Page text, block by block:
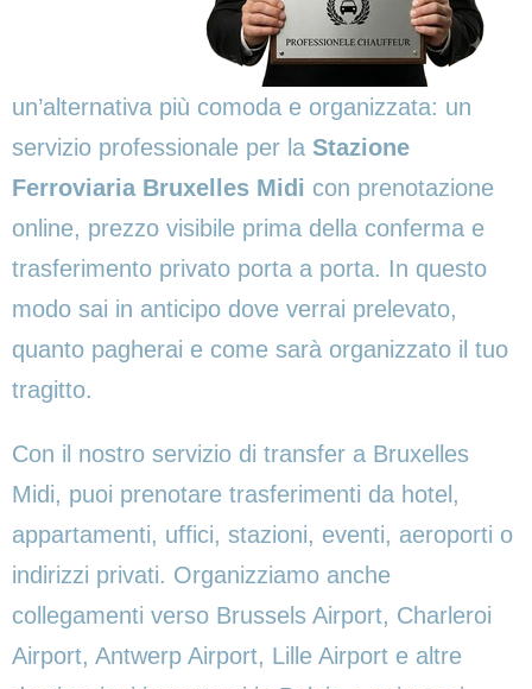
un’alternativa più comoda e organizzata: un
servizio professionale per la Stazione
Ferroviaria Bruxelles Midi con prenotazione
online, prezzo visibile prima della conferma e
trasferimento privato porta a porta. In questo
modo sai in anticipo dove verrai prelevato,
quanto pagherai e come sarà organizzato il tuo
tragitto.
Con il nostro servizio di transfer a Bruxelles
Midi, puoi prenotare trasferimenti da hotel,
appartamenti, uffici, stazioni, eventi, aeroporti o
indirizzi privati. Organizziamo anche
collegamenti verso Brussels Airport, Charleroi
Airport, Antwerp Airport, Lille Airport e altre